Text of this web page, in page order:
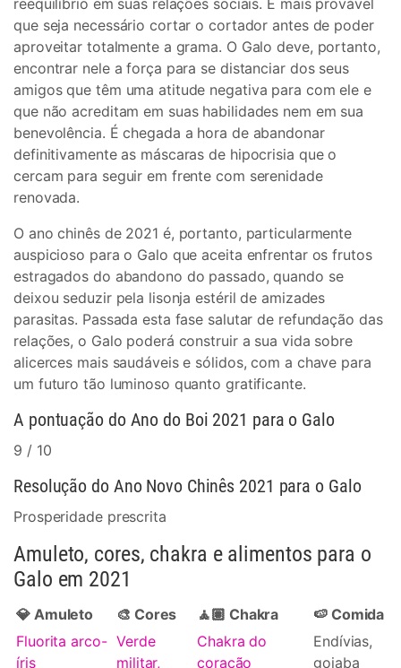
reequilíbrio em suas relações sociais. É mais provável
que seja necessário cortar o cortador antes de poder
aproveitar totalmente a grama. O Galo deve, portanto,
encontrar nele a força para se distanciar dos seus
amigos que têm uma atitude negativa para com ele e
que não acreditam em suas habilidades nem em sua
benevolência. É chegada a hora de abandonar
definitivamente as máscaras de hipocrisia que o
cercam para seguir em frente com serenidade
renovada.
O ano chinês de 2021 é, portanto, particularmente
auspicioso para o Galo que aceita enfrentar os frutos
estragados do abandono do passado, quando se
deixou seduzir pela lisonja estéril de amizades
parasitas. Passada esta fase salutar de refundação das
relações, o Galo poderá construir a sua vida sobre
alicerces mais saudáveis e sólidos, com a chave para
um futuro tão luminoso quanto gratificante.
A pontuação do Ano do Boi 2021 para o Galo
9 / 10
Resolução do Ano Novo Chinês 2021 para o Galo
Prosperidade prescrita
Amuleto, cores, chakra e alimentos para o
Galo em 2021
💎 Amuleto 🎨 Cores 🧘🏽 Chakra
🍉 Comida
Fluorita arco-
íris
Verde
militar,
Chakra do
coração
Endívias,
goiaba